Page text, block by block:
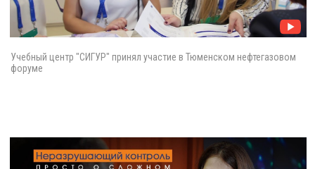
Учебный центр "СИГУР" принял участие в Тюменском нефтегазовом
форуме